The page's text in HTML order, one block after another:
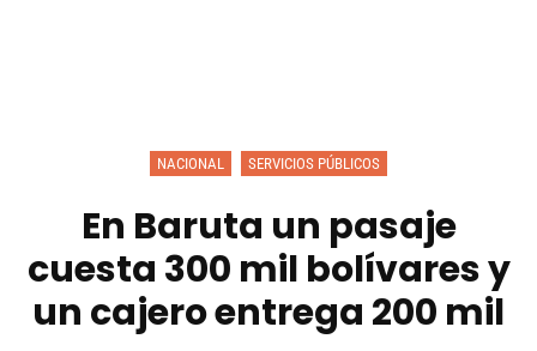
NACIONAL SERVICIOS PÚBLICOS
En Baruta un pasaje
cuesta 300 mil bolívares y
un cajero entrega 200 mil